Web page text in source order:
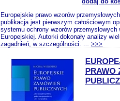
Europejskie prawo wzorów
publikacja jest pierwszym całościowym
systemu ochrony wzorów przemysłowych
Europejskiej. Autorki dokonały analizy
zagadnień, w szczególności: ... >>>
PRAWO